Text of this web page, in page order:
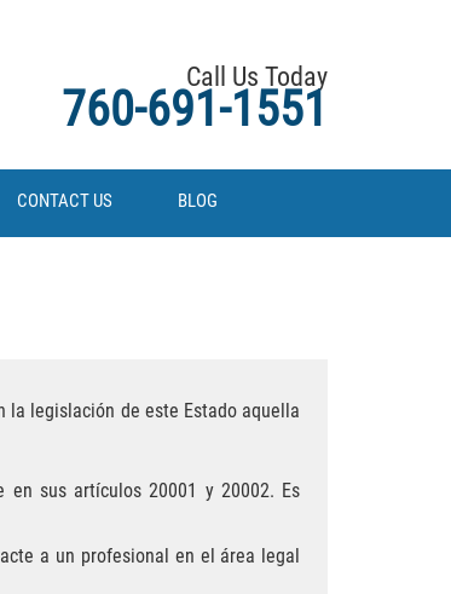
Call Us Today
760-691-1551
CONTACT US BLOG
la legislación de este Estado aquella
en sus artículos 20001 y 20002. Es
a un profesional en el área legal